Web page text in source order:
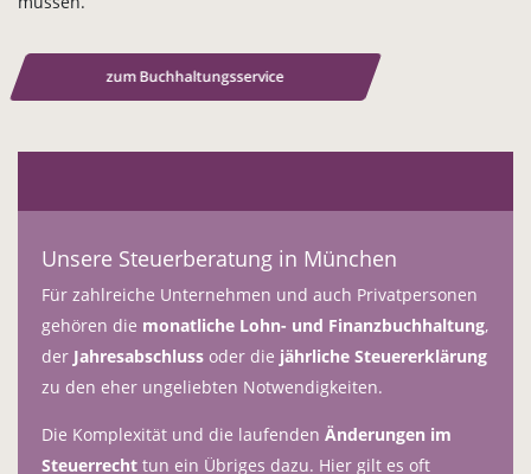
zum Buchhaltungsservice
Unsere Steuerberatung in München
Für zahlreiche Unternehmen und auch Privatpersonen
gehören die monatliche Lohn- und Finanzbuchhaltung,
der Jahresabschluss oder die jährliche Steuererklärung
zu den eher ungeliebten Notwendigkeiten.
Die Komplexität und die laufenden Änderungen im
Steuerrecht tun ein Übriges dazu. Hier gilt es oft